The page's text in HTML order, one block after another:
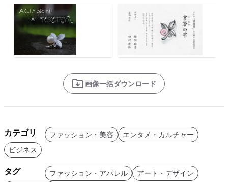
画像一括ダウンロード
カテゴリ ファッション・美容
エンタメ・カルチャー
ビジネス
タグ ファッション・アパレル
アート・デザイン